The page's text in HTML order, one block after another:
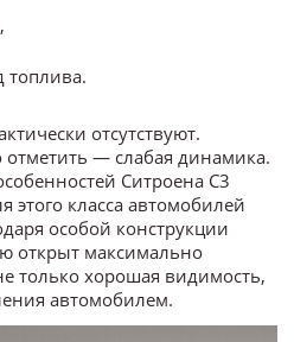
топлива.
отсутствуют.
— слабая динамика.
Ситроена С3
этого класса автомобилей
особой конструкции
открыт максимально
только хорошая видимость,
автомобилем.